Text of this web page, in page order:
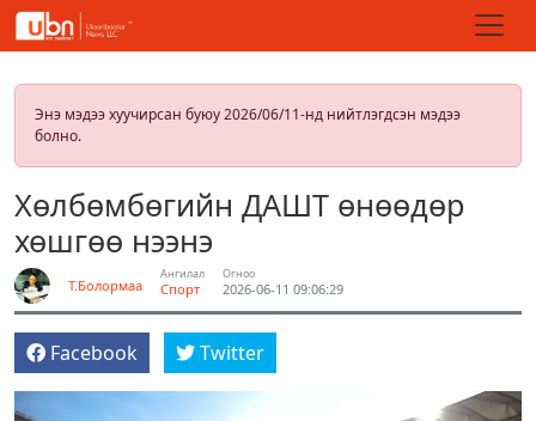
Энэ мэдээ хуучирсан буюу 2026/06/11-нд нийтлэгдсэн мэдээ
болно.
Хөлбөмбөгийн ДАШТ өнөөдөр
хөшгөө нээнэ
Т.Болормаа
Ангилал
Спорт
Огноо
2026-06-11 09:06:29
Facebook Twitter